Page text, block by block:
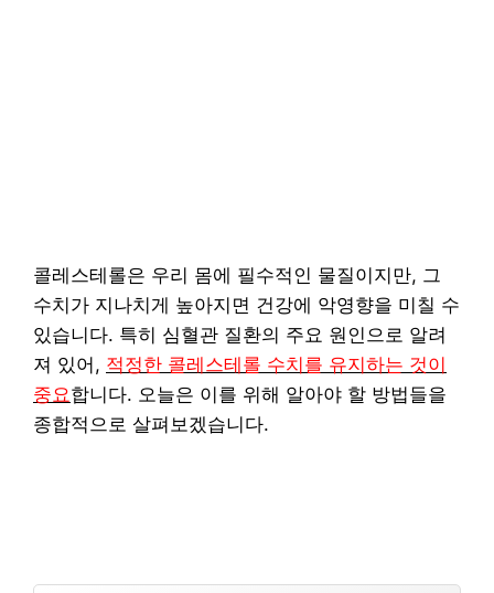
콜레스테롤은 우리 몸에 필수적인 물질이지만, 그
수치가 지나치게 높아지면 건강에 악영향을 미칠 수
있습니다. 특히 심혈관 질환의 주요 원인으로 알려
져 있어, 적정한 콜레스테롤 수치를 유지하는 것이
중요합니다. 오늘은 이를 위해 알아야 할 방법들을
종합적으로 살펴보겠습니다.